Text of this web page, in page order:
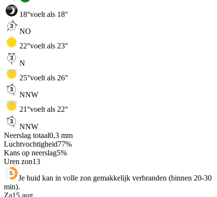
18°voelt als 18°
NO
22°voelt als 23°
N
25°voelt als 26°
NNW
21°voelt als 22°
NNW
Neerslag totaal0,3 mm
Luchtvochtigheid77%
Kans op neerslag5%
Uren zon13
Je huid kan in volle zon gemakkelijk verbranden (binnen 20-30
min).
Za15 aug